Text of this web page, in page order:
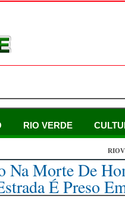
RIO VERDE
Na Morte De
É Preso